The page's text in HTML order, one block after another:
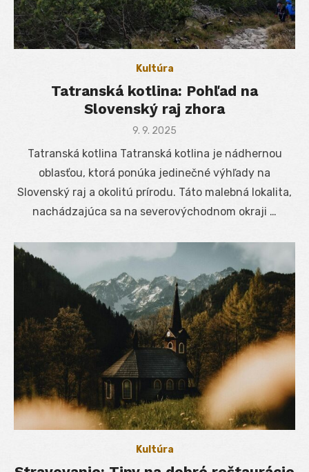
Kultúra
Tatranská kotlina: Pohľad na
Slovenský raj zhora
Posted
9. 9. 2025
Tatranská kotlina Tatranská kotlina je nádhernou
oblasťou, ktorá ponúka jedinečné výhľady na
Slovenský raj a okolitú prírodu. Táto malebná lokalita,
nachádzajúca sa na severovýchodnom okraji …
Kultúra